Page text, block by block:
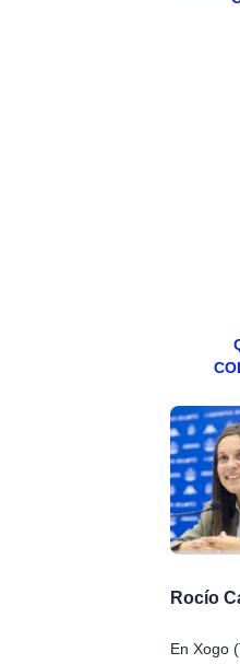
Rocío
En Xogo